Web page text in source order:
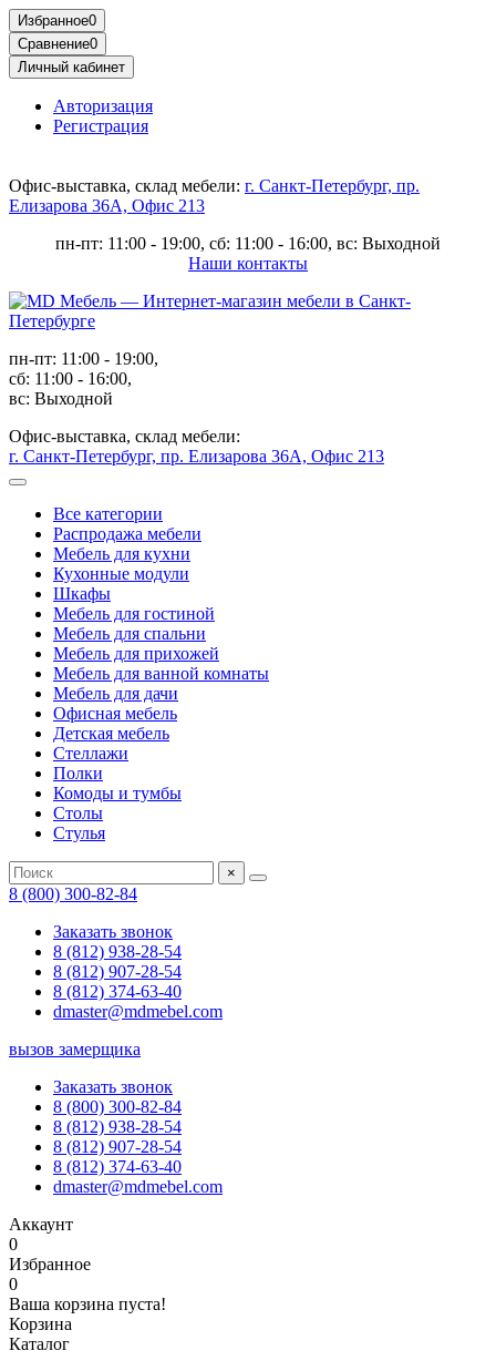
Избранное0
Сравнение0
Личный кабинет
Авторизация
Регистрация
Офис-выставка, склад мебели: г. Санкт-Петербург, пр.
Елизарова 36А, Офис 213
пн-пт: 11:00 - 19:00, сб: 11:00 - 16:00, вс: Выходной
Наши контакты
пн-пт: 11:00 - 19:00,
сб: 11:00 - 16:00,
вс: Выходной
Офис-выставка, склад мебели:
г. Санкт-Петербург, пр. Елизарова 36А, Офис 213
Все категории
Распродажа мебели
Мебель для кухни
Кухонные модули
Шкафы
Мебель для гостиной
Мебель для спальни
Мебель для прихожей
Мебель для ванной комнаты
Мебель для дачи
Офисная мебель
Детская мебель
Стеллажи
Полки
Комоды и тумбы
Столы
Стулья
×
8 (800) 300-82-84
Заказать звонок
8 (812) 938-28-54
8 (812) 907-28-54
8 (812) 374-63-40
dmaster@mdmebel.com
вызов замерщика
Заказать звонок
8 (800) 300-82-84
8 (812) 938-28-54
8 (812) 907-28-54
8 (812) 374-63-40
dmaster@mdmebel.com
Аккаунт
0
Избранное
0
Ваша корзина пуста!
Корзина
Каталог